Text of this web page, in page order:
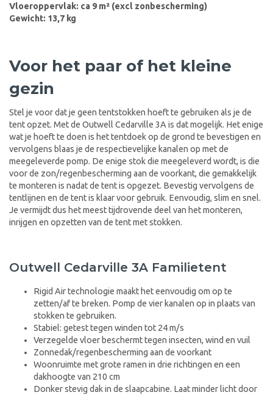
Vloeroppervlak: ca 9 m² (excl zonbescherming)
Gewicht: 13,7 kg
Voor het paar of het kleine
gezin
Stel je voor dat je geen tentstokken hoeft te gebruiken als je de
tent opzet. Met de Outwell Cedarville 3A is dat mogelijk. Het enige
wat je hoeft te doen is het tentdoek op de grond te bevestigen en
vervolgens blaas je de respectievelijke kanalen op met de
meegeleverde pomp. De enige stok die meegeleverd wordt, is die
voor de zon/regenbescherming aan de voorkant, die gemakkelijk
te monteren is nadat de tent is opgezet. Bevestig vervolgens de
tentlijnen en de tent is klaar voor gebruik. Eenvoudig, slim en snel.
Je vermijdt dus het meest tijdrovende deel van het monteren,
inrijgen en opzetten van de tent met stokken.
Outwell Cedarville 3A Familietent
Rigid Air technologie maakt het eenvoudig om op te
zetten/af te breken. Pomp de vier kanalen op in plaats van
stokken te gebruiken.
Stabiel: getest tegen winden tot 24 m/s
Verzegelde vloer beschermt tegen insecten, wind en vuil
Zonnedak/regenbescherming aan de voorkant
Woonruimte met grote ramen in drie richtingen en een
dakhoogte van 210 cm
Donker stevig dak in de slaapcabine. Laat minder licht door